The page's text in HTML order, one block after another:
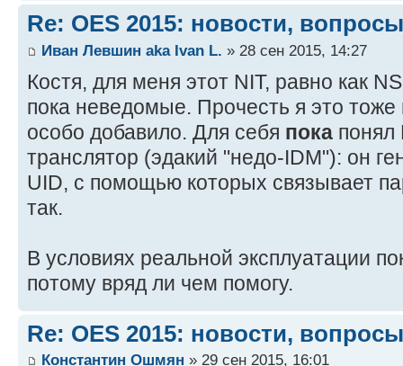
Re: OES 2015: новости,
Иван Левшин aka Ivan L. » 28 сен 2015, 14:27
Костя, для меня этот NIT, равно как
пока неведомые. Прочесть я это
особо добавило. Для себя пока понял
транслятор (эдакий "недо-IDM"): он
UID, с помощью которых связывает
так.
В условиях реальной эксплуатации
потому вряд ли чем помогу.
Re: OES 2015: новости,
Константин Ошмян » 29 сен 2015, 16:01